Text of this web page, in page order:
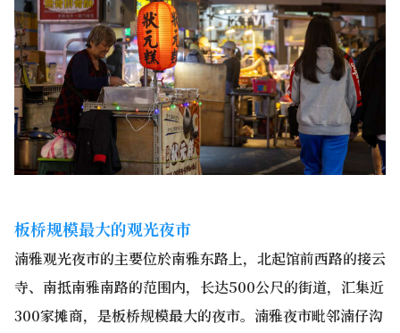
板桥规模最大的观光夜市
湳雅观光夜市的主要位於南雅东路上，北起馆前西路的接云
寺、南抵南雅南路的范围内，长达500公尺的街道，汇集近
300家摊商，是板桥规模最大的夜市。湳雅夜市毗邻湳仔沟